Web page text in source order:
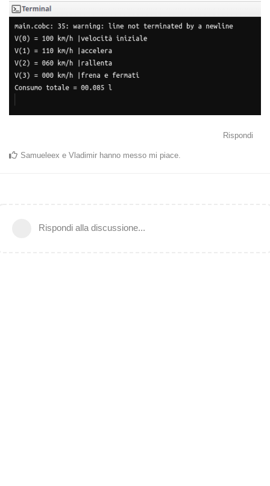
Rispondi
Samueleex e Vladimir hanno messo mi piace
Rispondi alla discussione...